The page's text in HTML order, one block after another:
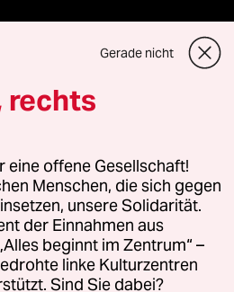
GmbH
Fragen oder für Genehmigungen
Kommune-Richtlinien
Impressum AGB
Gerade nicht
rechts
offene Gesellschaft!
Menschen, die sich gegen
unsere Solidarität.
der Einnahmen aus
beginnt im Zentrum“ –
linke Kulturzentren
Sind Sie dabei?